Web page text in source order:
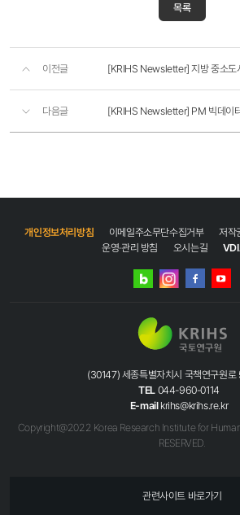
목록
이전글
다음글
개인정보처리방침 이메일주소무단수집거부 저작
운영·관리 방침
오시는길 VDI
네이버
인스타그램
(30147) 세종특별자치시 국책연구원로
TEL 044-960-0114
E-mail krihs@krihs.re.kr
Copyright@2022 Korea Research Institute for
RESERVED.
관련사이트 바로가기